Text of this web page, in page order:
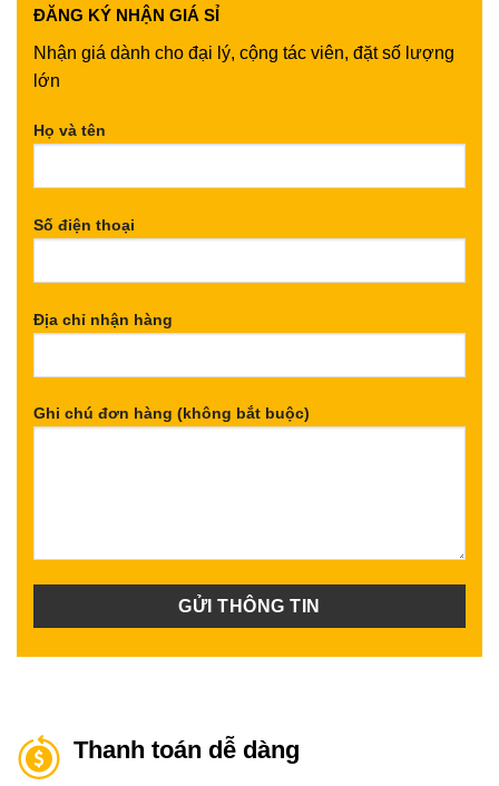
ĐĂNG KÝ NHẬN GIÁ SỈ
Nhận giá dành cho đại lý, cộng tác viên, đặt số lượng
lớn
Họ và tên
Số điện thoại
Địa chỉ nhận hàng
Ghi chú đơn hàng (không bắt buộc)
Thanh toán dễ dàng